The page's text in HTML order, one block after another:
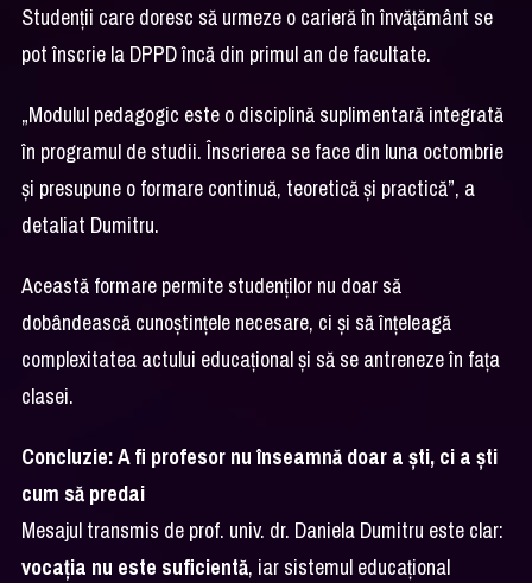
Studenții care doresc să urmeze o carieră în învățământ se
pot înscrie la DPPD încă din primul an de facultate.
„Modulul pedagogic este o disciplină suplimentară integrată
în programul de studii. Înscrierea se face din luna octombrie
și presupune o formare continuă, teoretică și practică”, a
detaliat Dumitru.
Această formare permite studenților nu doar să
dobândească cunoștințele necesare, ci și să înțeleagă
complexitatea actului educațional și să se antreneze în fața
clasei.
Concluzie: A fi profesor nu înseamnă doar a ști, ci a ști
cum să predai
Mesajul transmis de prof. univ. dr. Daniela Dumitru este clar:
vocația nu este suficientă, iar sistemul educațional